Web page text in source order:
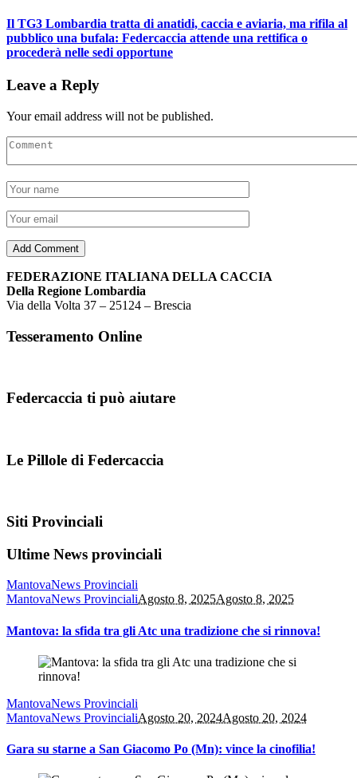
Il TG3 Lombardia tratta di anatidi, caccia e aviaria, ma rifila al
pubblico una bufala: Federcaccia attende una rettifica o
procederà nelle sedi opportune
Leave a Reply
Your email address will not be published.
FEDERAZIONE ITALIANA DELLA CACCIA
Della Regione Lombardia
Via della Volta 37 – 25124 – Brescia
Tesseramento Online
Federcaccia ti può aiutare
Le Pillole di Federcaccia
Siti Provinciali
Ultime News provinciali
MantovaNews Provinciali
MantovaNews ProvincialiAgosto 8, 2025Agosto 8, 2025
Mantova: la sfida tra gli Atc una tradizione che si rinnova!
MantovaNews Provinciali
MantovaNews ProvincialiAgosto 20, 2024Agosto 20, 2024
Gara su starne a San Giacomo Po (Mn): vince la cinofilia!